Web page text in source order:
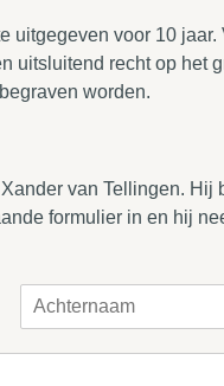
uitgegeven voor 10 jaar.
uitsluitend recht op het
worden.
van Tellingen. Hij
formulier in en hij
c